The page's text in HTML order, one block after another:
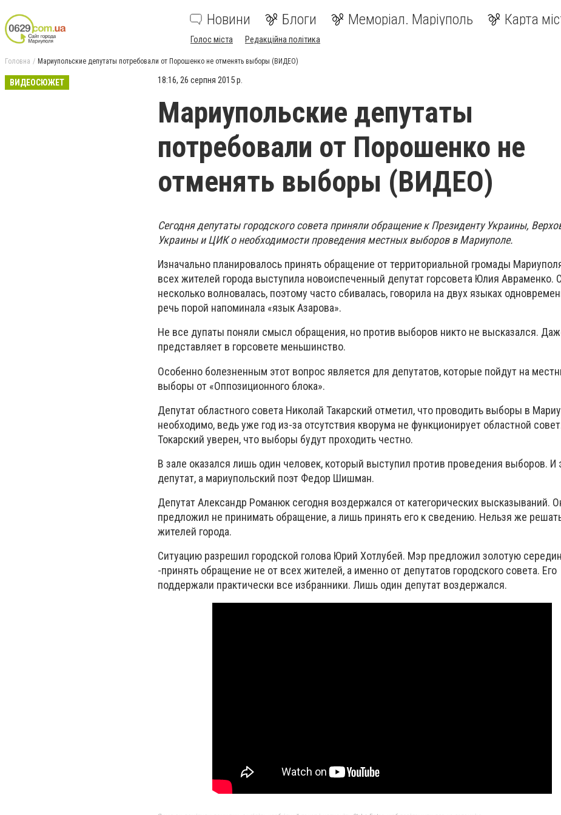
Новини Блоги Меморіал. Маріуполь Карта
Голос міста Редакційна політика
Головна Мариупольские депутаты потребовали от Порошенко не отменять выборы (ВИДЕО)
ВИДЕОСЮЖЕТ 18:16, 26 серпня 2015 р.
Мариупольские депутаты
потребовали от Порошенко не
отменять выборы (ВИДЕО)
Cегодня депутаты городского совета приняли обращение к Президенту Украины,
Украины и ЦИК о необходимости проведения местных выборов в Мариуполе.
Изначально планировалось принять обращение от территориальной громады
всех жителей города выступила новоиспеченный депутат горсовета Юлия Авраменко.
несколько волновалась, поэтому часто сбивалась, говорила на двух языках
речь порой напоминала «язык Азарова».
Не все дупаты поняли смысл обращения, но против выборов никто не высказался.
представляет в горсовете меньшинство.
Особенно болезненным этот вопрос является для депутатов, которые пойдут на
выборы от «Оппозиционного блока».
Депутат областного совета Николай Такарский отметил, что проводить выборы в
необходимо, ведь уже год из-за отсутствия кворума не функционирует областной
Токарский уверен, что выборы будут проходить честно.
В зале оказался лишь один человек, который выступил против проведения выборов. И
депутат, а мариупольский поэт Федор Шишман.
Депутат Александр Романюк сегодня воздержался от категорических высказываний.
предложил не принимать обращение, а лишь принять его к сведению. Нельзя же
жителей города.
Ситуацию разрешил городской голова Юрий Хотлубей. Мэр предложил золотую
-принять обращение не от всех жителей, а именно от депутатов городского совета. Его
поддержали практически все избранники. Лишь один депутат воздержался.